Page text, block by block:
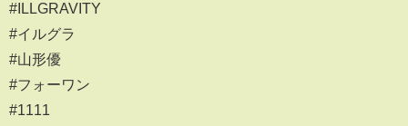
#ILLGRAVITY
#イルグラ
#山形優
#フォーワン
#1111